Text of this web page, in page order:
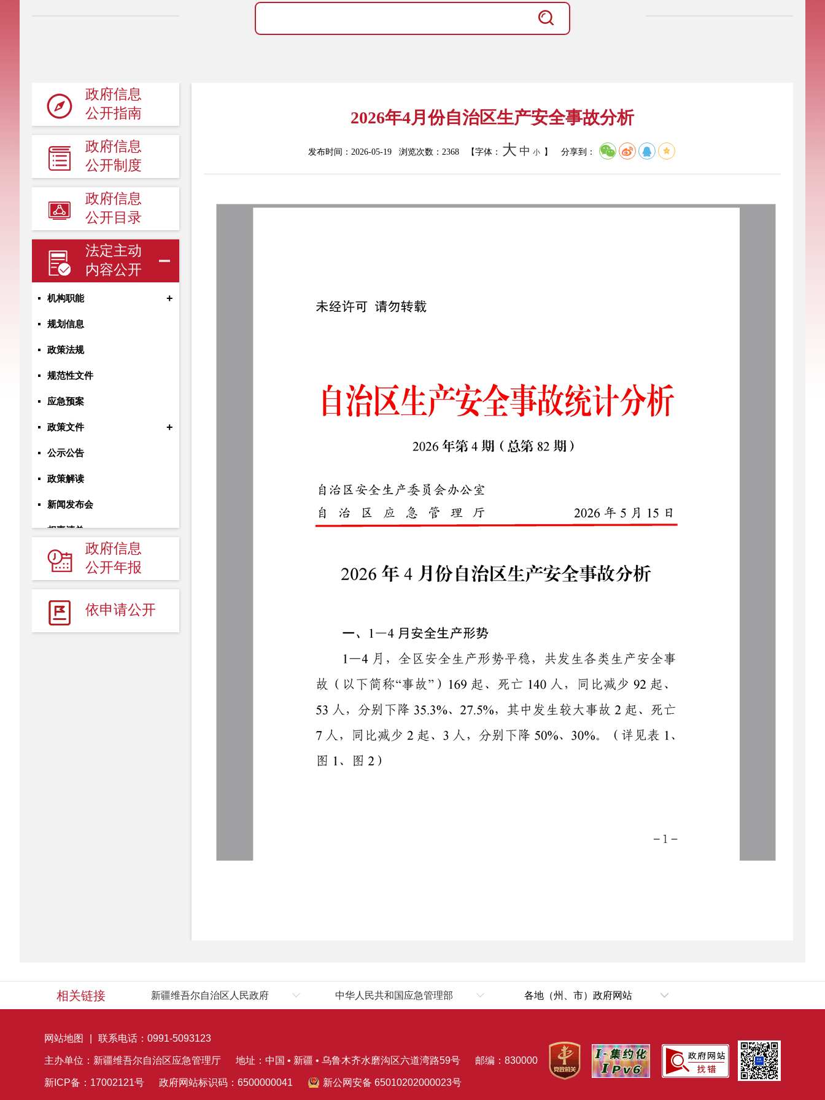
政府信息
公开指南
政府信息
公开制度
政府信息
公开目录
法定主动
内容公开
机构职能 +
规划信息
政策法规
规范性文件
应急预案
政策文件 +
公示公告
政策解读
新闻发布会
权责清单
人事信息
财政预／决算公开
建议提案
事故统计及调查处理 -
政府信息
公开年报
依申请公开
2026年4月份自治区生产安全事故分析
发布时间：2026-05-19 浏览次数： 2368 【字体： 大 中 小 】 分享到：
相关链接 新疆维吾尔自治区人民政府 中华人民共和国应急管理部 各地（州、市）政府网站
伊犁哈萨克自治州
塔城地区
阿勒泰地区
网站地图 联系电话：0991-5093123
主办单位：新疆维吾尔自治区应急管理厅 地址：中国 • 新疆 • 乌鲁木齐水磨沟区六道湾路59号 邮编：830000
新ICP备：17002121号 政府网站标识码：6500000041 新公网安备 65010202000023号